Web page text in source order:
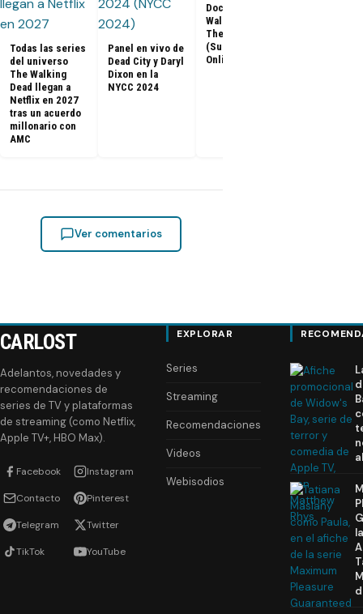
Todas las series
del universo
The Walking
Dead llegan a
Netflix en 2027
tras un acuerdo
millonario con
AMC
Panel en vivo de
Dead City y Daryl
Dixon en la
NYCC 2024
Documental The
Walking Dead:
The Return
(Subtitulado
Online)
Ver comentarios
CARLOST
Adelantos, novedades y
recomendaciones de
series de TV y plataformas
de streaming (como Netflix,
Apple TV+, HBO Max).
Facebook Instagram
Contacto Pinterest
Telegram Twitter
TikTok YouTube
EXPLORAR
Series
Streaming
Recomendaciones
Videos
Webisodios